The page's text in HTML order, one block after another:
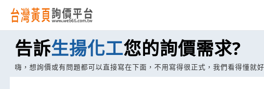
告訴生揚化工您的詢價需求?
嗨，想詢價或有問題都可以直接寫在下面，不用寫得很正式，我們看得懂就